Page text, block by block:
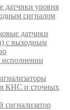
уровня
сигналом
датчики
с выходным
КНС и сточных